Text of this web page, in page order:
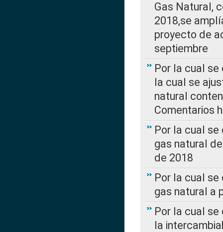
Gas Natural,
2018,se
proyecto de
septiembre
Por la cual se
la cual se
natural
Comentarios
Por la cual
gas natural
de 2018
Por la cual
gas natural a
Por la cual
la